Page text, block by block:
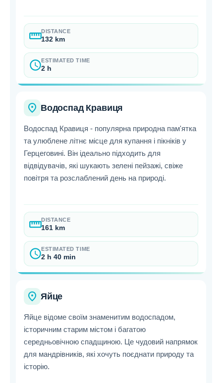
straightenDISTANCE
132 km
scheduleESTIMATED TIME
2 h
place Водоспад Кравиця
Водоспад Кравиця - популярна природна пам'ятка
та улюблене літнє місце для купання і пікніків у
Герцеговині. Він ідеально підходить для
відвідувачів, які шукають зелені пейзажі, свіже
повітря та розслаблений день на природі.
straightenDISTANCE
161 km
scheduleESTIMATED TIME
2 h 40 min
place Яйце
Яйце відоме своїм знаменитим водоспадом,
історичним старим містом і багатою
середньовічною спадщиною. Це чудовий напрямок
для мандрівників, які хочуть поєднати природу та
історію.